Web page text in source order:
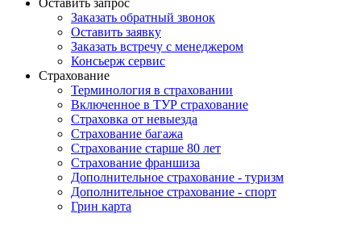
Оставить запрос
Заказать обратный звонок
Оставить заявку
Заказать встречу с менеджером
Консьерж сервис
Страхование
Терминология в страховании
Включенное в ТУР страхование
Страховка от невыезда
Страхование багажа
Страхование старше 80 лет
Страхование франшиза
Дополнительное страхование - туризм
Дополнительное страхование - спорт
Грин карта